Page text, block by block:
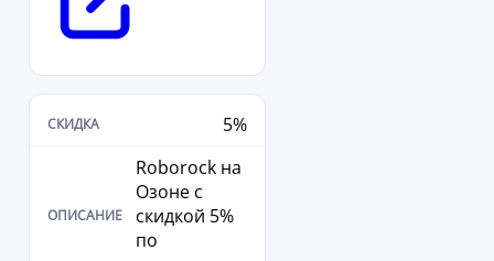
5%
Roborock на
Озоне с
скидкой 5%
по